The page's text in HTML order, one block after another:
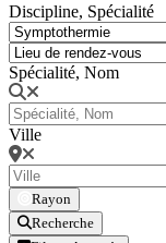
Discipline, Spécialité
Spécialité, Nom
Ville
Rayon
Recherche